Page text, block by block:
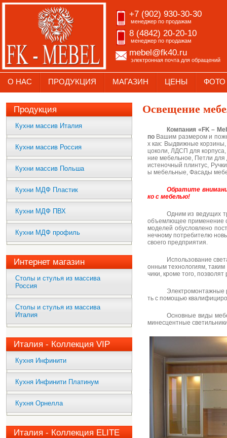
+7 (902) 930-30-30
менеджер по продажам
8 (4842) 20-20-10
менеджер по продажам
mebel@fk40.ru
электронная почта для обращений
О НАС ПРОДУКЦИЯ МАГАЗИН ЦЕНЫ ФОТО
Продукция
Кухни массив Италия
Кухни массив Россия
Кухни массив Польша
Кухни МДФ Пластик
Кухни МДФ ПВХ
Кухни МДФ профиль
Интернет магазин
Столы и стулья из массива
Россия
Столы и стулья из массива
Италия
Италия - Коллекция VIP
Кухня Инфинити
Кухня Инфинити Платинум
Кухня Орнелла
Италия - Коллекция ELITE
Освещение
Компания « FK–
по Вашим размером и
х как: Выдвижные
цоколи, ЛДСП для корпуса,
ние мебельное, Петли
истеночный плинтус,
ы мебельные, Фасады
Обратите
ко с мебелью!
Одним из ведущих
объемлющее применение
моделей обусловлено
нечному потребителю
своего предприятия.
Использование
онным технологиям, таким
чики, кроме того,
Электромонтажные
ть с помощью
Основные виды
минесцентные